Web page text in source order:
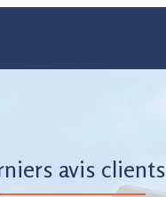
avis clients